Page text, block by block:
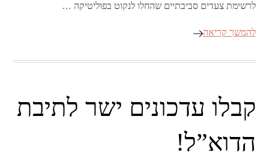
לרשימת צעדים סביבתיים שהחלו לנקוט בפוליטיקה …
להמשך קריאה
קבלו עדכונים ישר לתיבת
הדוא”ל!